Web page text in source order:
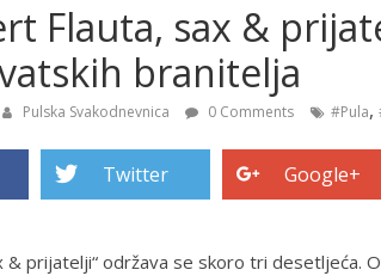
Flauta, sax &
branitelja
Pulska Svakodnevnica 0 Comments #Pula,
Twitter Google+
& prijatelji“ održava se skoro tri desetljeća.